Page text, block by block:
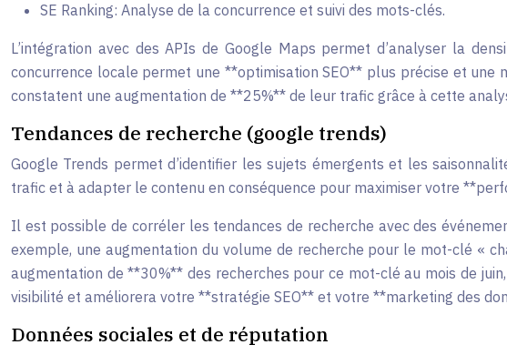
SE Ranking: Analyse de la concurrence et suivi des mots-clés.
L’intégration avec des APIs de Google Maps permet d’analyser la
concurrence locale permet une **optimisation SEO** plus précise et
constatent une augmentation de **25%** de leur trafic grâce à cette
Tendances de recherche (google trends)
Google Trends permet d’identifier les sujets émergents et les
trafic et à adapter le contenu en conséquence pour maximiser votre
Il est possible de corréler les tendances de recherche avec des
exemple, une augmentation du volume de recherche pour le mot-clé «
augmentation de **30%** des recherches pour ce mot-clé au mois de
visibilité et améliorera votre **stratégie SEO** et votre **marketing des
Données sociales et de réputation